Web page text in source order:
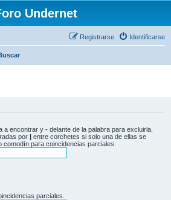
Undernet
Identificarse
Registrarse
a encontrar y - delante de la palabra para excluirla.
por | entre corchetes si solo una de ellas se
comodín para coincidencias parciales.
parciales.